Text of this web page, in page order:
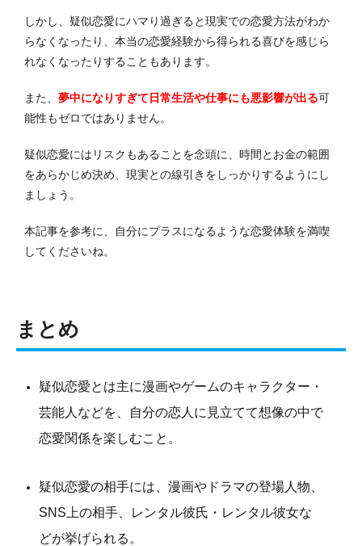
しかし、疑似恋愛にハマり過ぎると現実での恋愛方法がわか
らなくなったり、本当の恋愛経験から得られる喜びを感じら
れなくなったりすることもあります。
また、 夢中になりすぎて日常生活や仕事にも悪影響が出る可
能性もゼロではありません。
疑似恋愛にはリスクもあることを念頭に、時間とお金の範囲
をあらかじめ決め、現実との線引きをしっかりするようにし
ましょう。
本記事を参考に、自分にプラスになるような恋愛体験を満喫
してくださいね。
まとめ
疑似恋愛とは主に漫画やゲームのキャラクター・
芸能人などを、自分の恋人に見立てて想像の中で
恋愛関係を楽しむこと。
疑似恋愛の相手には、漫画やドラマの登場人物、
SNS上の相手、レンタル彼氏・レンタル彼女な
どが挙げられる。